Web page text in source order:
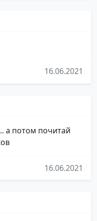
16.06.2021
а потом почитай
16.06.2021